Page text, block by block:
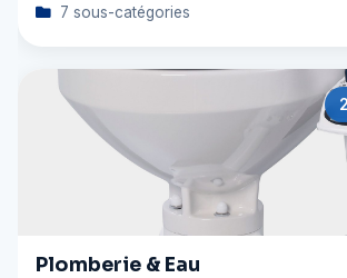
7 sous-catégories
Plomberie & Eau